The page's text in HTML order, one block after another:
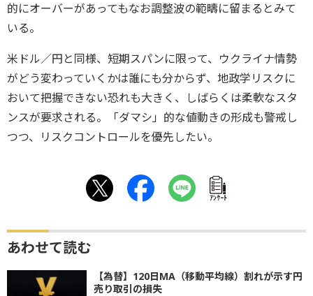
的にオーバーがあってもなお調整波の範疇に留まるとみて
いる。
米ドル／円と同様、短期スパンに限って、ウクライナ情勢
がどう変わっていくかは誰にも分からず、地政学リスクに
おいて把握できない恐れも大きく、しばらくは柔軟なスタ
ンスが要求される。「ダマシ」的な値動きの形成も警戒し
つつ、リスクコントロールを優先したい。
ｱﾝｹｰﾄ
あわせて読む
【為替】120日MA（移動平均線）割れが示す円
売り取引の損失